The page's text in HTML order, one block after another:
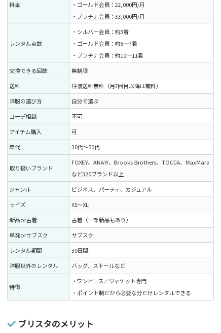
料金
・ゴールド会員：22,000円/月
・プラチナ会員：33,000円/月
レンタル点数
・シルバー会員：約3着
・ゴールド会員：約6〜7着
・プラチナ会員：約10〜11着
交換できる回数
無制限
送料
往復送料無料（月2回目以降は有料）
洋服の選び方
自分で選ぶ
コーデ相談
不可
アイテム購入
可
年代
30代〜50代
取り扱いブランド
FOXEY、ANAYI、Brooks Brothers、TOCCA、MaxMara
など320ブランド以上
ジャンル
ビジネス、パーティ、カジュアル
サイズ
XS〜XL
新品or古着
古着（一部新品もあり）
単発orサブスク
サブスク
レンタル期間
30日間
洋服以外のレンタル
バッグ、ストールなど
特徴
・ワンピース／ジャケット専門
・ポイント制だから必要な分だけレンタルできる
ブリスタのメリット